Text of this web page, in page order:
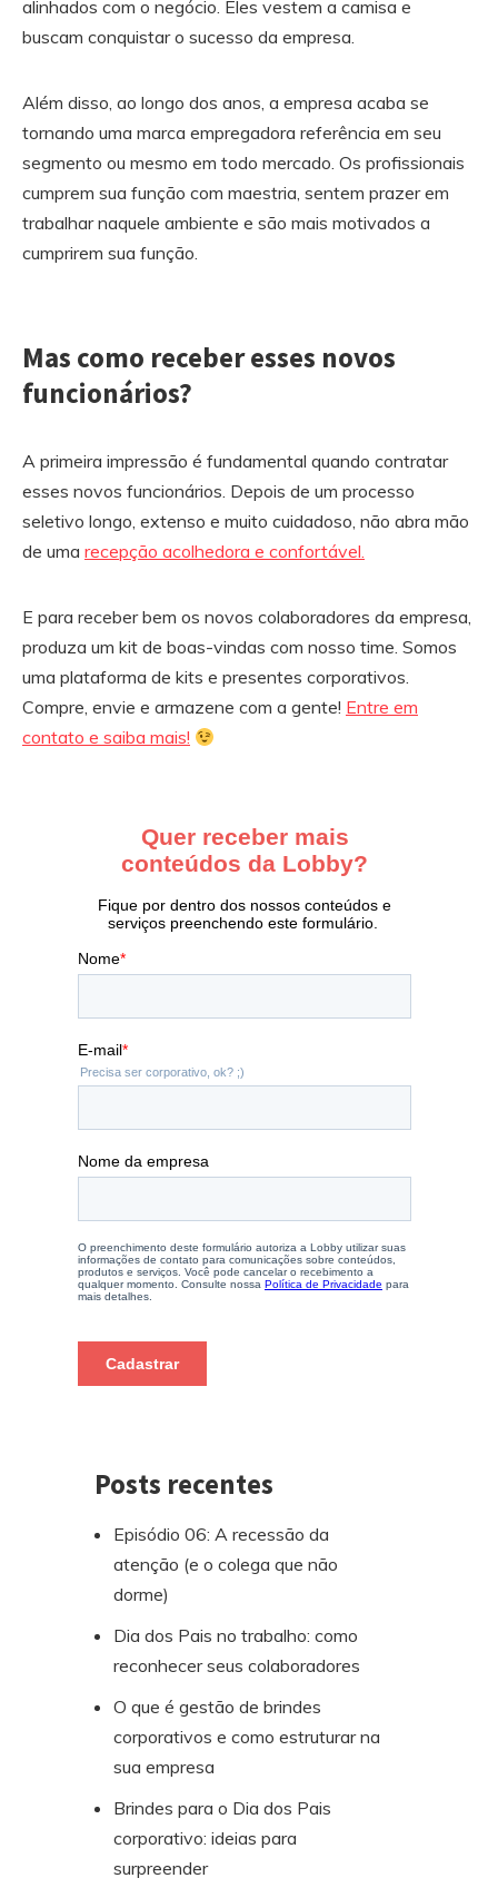
alinhados com o negócio. Eles vestem a camisa e
buscam conquistar o sucesso da empresa.
Além disso, ao longo dos anos, a empresa acaba se
tornando uma marca empregadora referência em seu
segmento ou mesmo em todo mercado. Os profissionais
cumprem sua função com maestria, sentem prazer em
trabalhar naquele ambiente e são mais motivados a
cumprirem sua função.
Mas como receber esses novos
funcionários?
A primeira impressão é fundamental quando contratar
esses novos funcionários. Depois de um processo
seletivo longo, extenso e muito cuidadoso, não abra mão
de uma recepção acolhedora e confortável.
E para receber bem os novos colaboradores da empresa,
produza um kit de boas-vindas com nosso time. Somos
uma plataforma de kits e presentes corporativos.
Compre, envie e armazene com a gente! Entre em
contato e saiba mais!
Posts recentes
Episódio 06: A recessão da
atenção (e o colega que não
dorme)
Dia dos Pais no trabalho: como
reconhecer seus colaboradores
O que é gestão de brindes
corporativos e como estruturar na
sua empresa
Brindes para o Dia dos Pais
corporativo: ideias para
surpreender